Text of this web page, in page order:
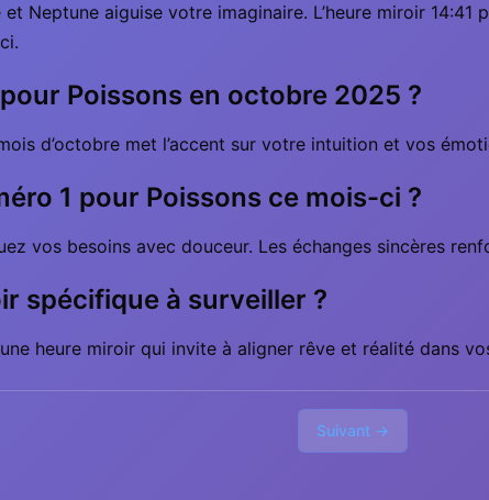
Neptune aiguise votre imaginaire. L’heure miroir
Poissons en octobre 2025 ?
d’octobre met l’accent sur votre intuition et vos
1 pour Poissons ce mois-ci ?
vos besoins avec douceur. Les échanges sincères
spécifique à surveiller ?
heure miroir qui invite à aligner rêve et réalité dans
Suivant →